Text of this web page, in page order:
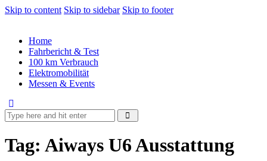
Skip to content Skip to sidebar Skip to footer
Home
Fahrbericht & Test
100 km Verbrauch
Elektromobilität
Messen & Events
Tag: Aiways U6 Ausstattung